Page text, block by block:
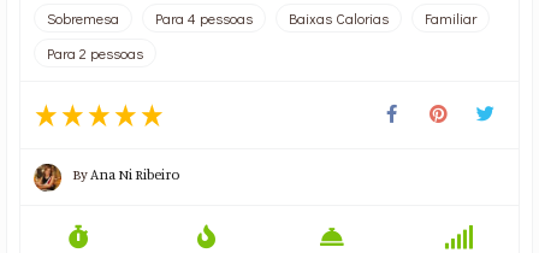
Sobremesa Para 4 pessoas Baixas Calorias
Familiar
Para 2 pessoas
By Ana Ni Ribeiro